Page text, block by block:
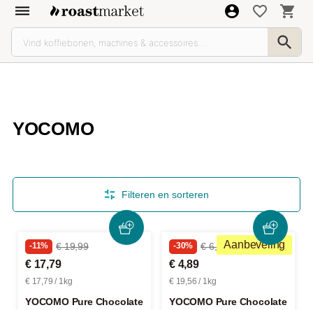
YOCOMO
Filteren en sorteren
-11% € 19,99
€ 17,79
€ 17,79 / 1kg
YOCOMO Pure Chocolate
Aanbeveling
-30% € 6,99
€ 4,89
€ 19,56 / 1kg
YOCOMO Pure Chocolate